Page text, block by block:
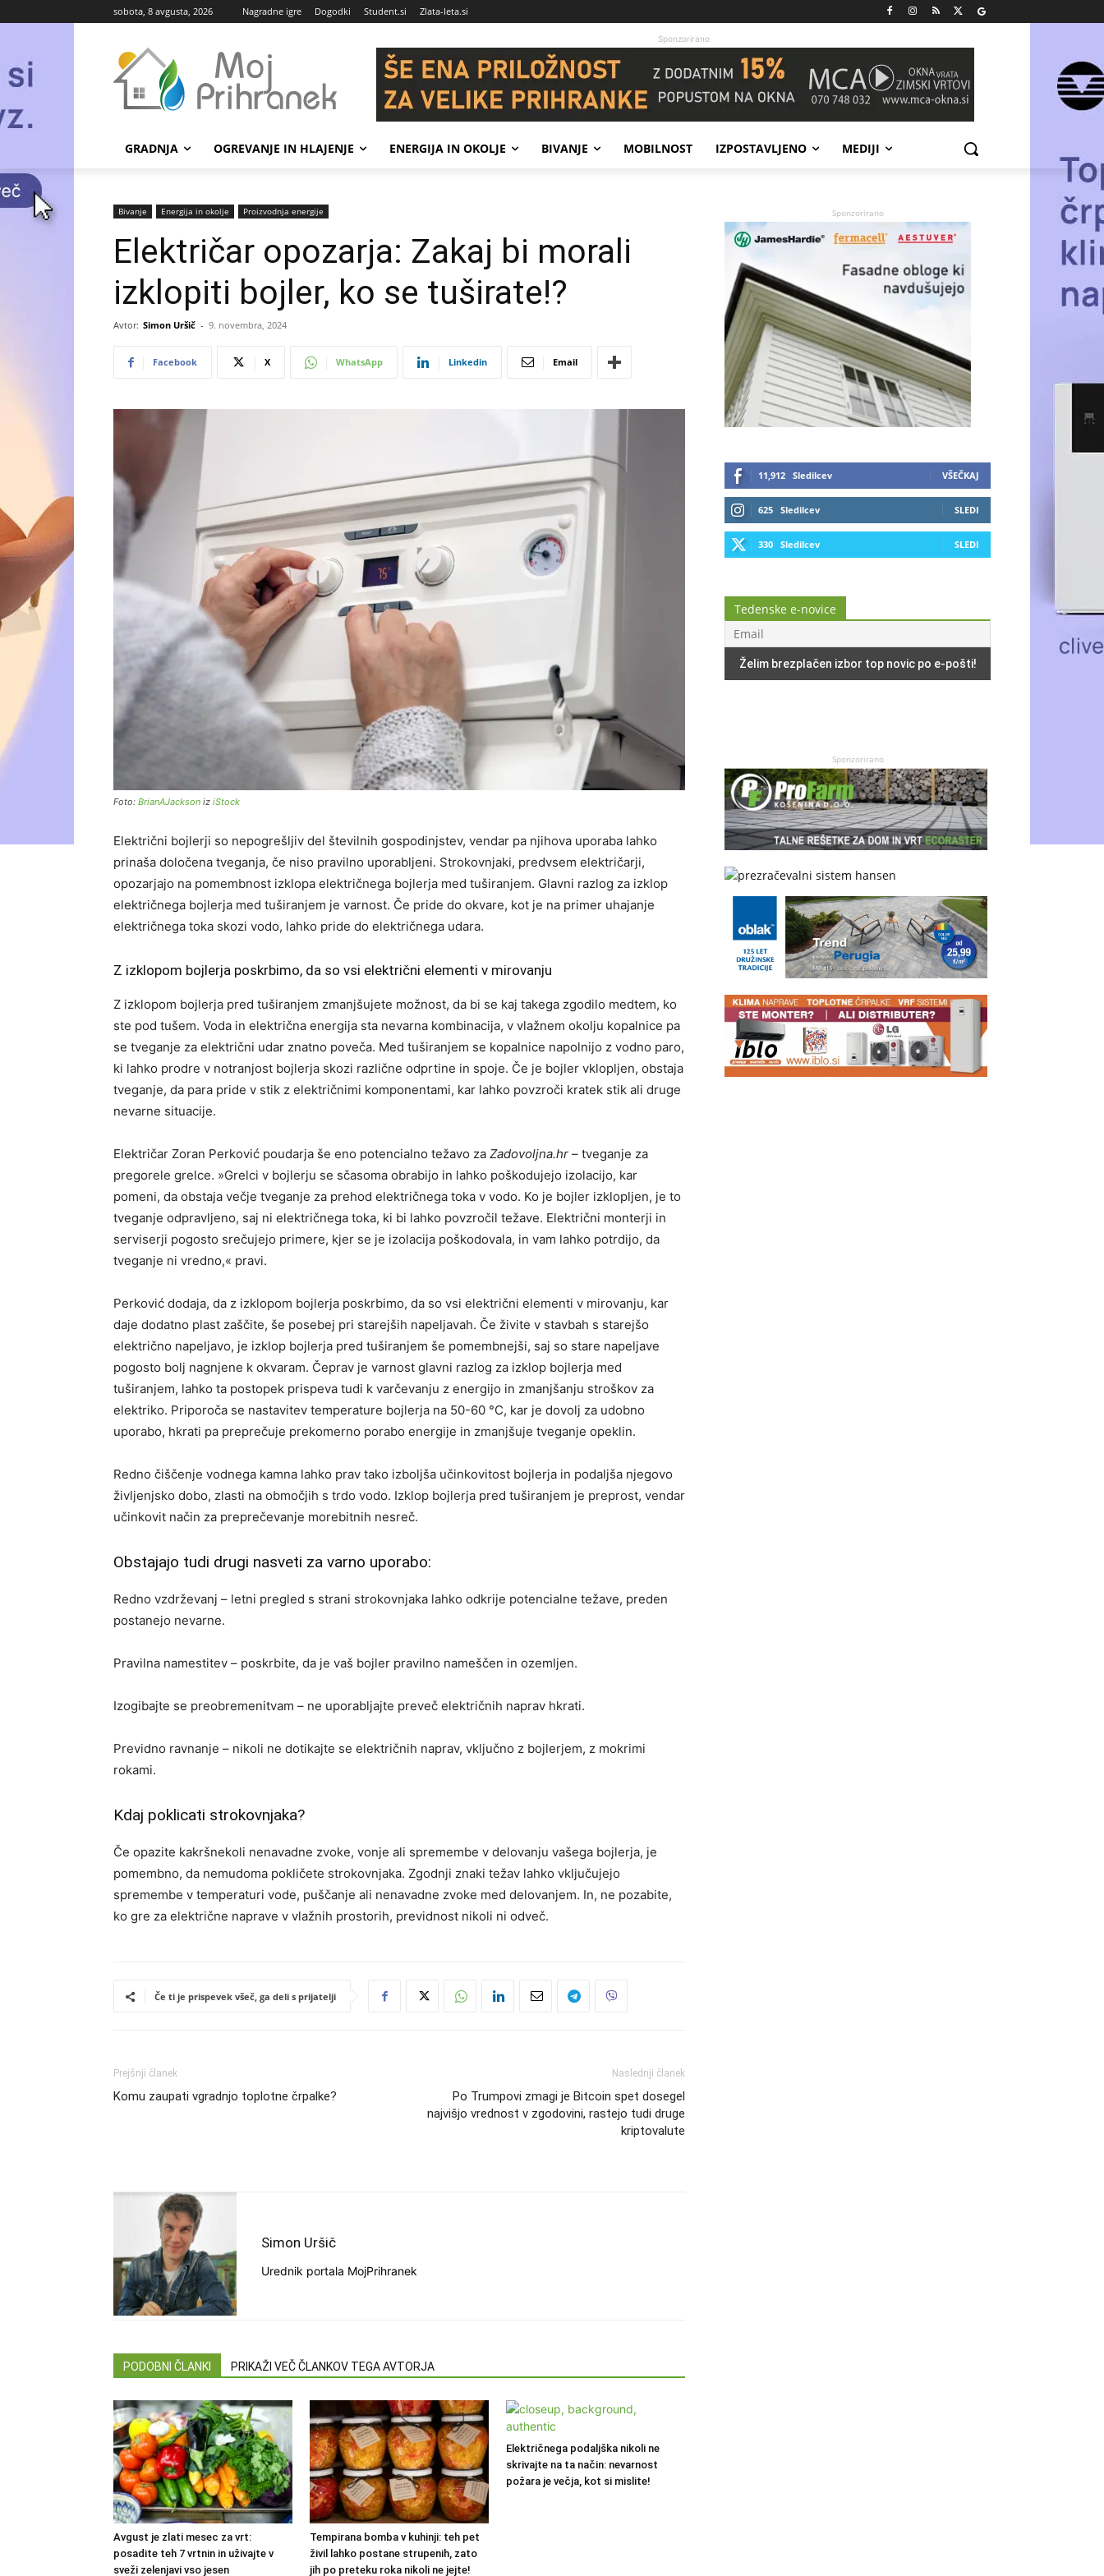
sobota, 8 avgusta, 2026 Nagradne igre Dogodki Student.si Zlata-leta.si
Sponzorirano
GRADNJA OGREVANJE IN HLAJENJE ENERGIJA IN OKOLJE BIVANJE MOBILNOST IZPOSTAVLJENO MEDIJI
Bivanje Energija in okolje Proizvodnja energije
Električar opozarja: Zakaj bi morali
izklopiti bojler, ko se tuširate!?
Avtor: Simon Uršič - 9. novembra, 2024
Facebook X WhatsApp Linkedin Email
Foto: BrianAJackson iz iStock
Električni bojlerji so nepogrešljiv del številnih gospodinjstev, vendar pa njihova uporaba lahko
prinaša določena tveganja, če niso pravilno uporabljeni. Strokovnjaki, predvsem električarji,
opozarjajo na pomembnost izklopa električnega bojlerja med tuširanjem. Glavni razlog za izklop
električnega bojlerja med tuširanjem je varnost. Če pride do okvare, kot je na primer uhajanje
električnega toka skozi vodo, lahko pride do električnega udara.
Z izklopom bojlerja poskrbimo, da so vsi električni elementi v mirovanju
Z izklopom bojlerja pred tuširanjem zmanjšujete možnost, da bi se kaj takega zgodilo medtem, ko
ste pod tušem. Voda in električna energija sta nevarna kombinacija, v vlažnem okolju kopalnice pa
se tveganje za električni udar znatno poveča. Med tuširanjem se kopalnice napolnijo z vodno paro,
ki lahko prodre v notranjost bojlerja skozi različne odprtine in spoje. Če je bojler vklopljen, obstaja
tveganje, da para pride v stik z električnimi komponentami, kar lahko povzroči kratek stik ali druge
nevarne situacije.
Električar Zoran Perković poudarja še eno potencialno težavo za Zadovoljna.hr – tveganje za
pregorele grelce. »Grelci v bojlerju se sčasoma obrabijo in lahko poškodujejo izolacijo, kar
pomeni, da obstaja večje tveganje za prehod električnega toka v vodo. Ko je bojler izklopljen, je to
tveganje odpravljeno, saj ni električnega toka, ki bi lahko povzročil težave. Električni monterji in
serviserji pogosto srečujejo primere, kjer se je izolacija poškodovala, in vam lahko potrdijo, da
tveganje ni vredno,« pravi.
Perković dodaja, da z izklopom bojlerja poskrbimo, da so vsi električni elementi v mirovanju, kar
daje dodatno plast zaščite, še posebej pri starejših napeljavah. Če živite v stavbah s starejšo
električno napeljavo, je izklop bojlerja pred tuširanjem še pomembnejši, saj so stare napeljave
pogosto bolj nagnjene k okvaram. Čeprav je varnost glavni razlog za izklop bojlerja med
tuširanjem, lahko ta postopek prispeva tudi k varčevanju z energijo in zmanjšanju stroškov za
elektriko. Priporoča se nastavitev temperature bojlerja na 50-60 °C, kar je dovolj za udobno
uporabo, hkrati pa preprečuje prekomerno porabo energije in zmanjšuje tveganje opeklin.
Redno čiščenje vodnega kamna lahko prav tako izboljša učinkovitost bojlerja in podaljša njegovo
življenjsko dobo, zlasti na območjih s trdo vodo. Izklop bojlerja pred tuširanjem je preprost, vendar
učinkovit način za preprečevanje morebitnih nesreč.
Obstajajo tudi drugi nasveti za varno uporabo:
Redno vzdrževanj – letni pregled s strani strokovnjaka lahko odkrije potencialne težave, preden
postanejo nevarne.
Pravilna namestitev – poskrbite, da je vaš bojler pravilno nameščen in ozemljen.
Izogibajte se preobremenitvam – ne uporabljajte preveč električnih naprav hkrati.
Previdno ravnanje – nikoli ne dotikajte se električnih naprav, vključno z bojlerjem, z mokrimi
rokami.
Kdaj poklicati strokovnjaka?
Če opazite kakršnekoli nenavadne zvoke, vonje ali spremembe v delovanju vašega bojlerja, je
pomembno, da nemudoma pokličete strokovnjaka. Zgodnji znaki težav lahko vključujejo
spremembe v temperaturi vode, puščanje ali nenavadne zvoke med delovanjem. In, ne pozabite,
ko gre za električne naprave v vlažnih prostorih, previdnost nikoli ni odveč.
Če ti je prispevek všeč, ga deli s prijatelji
Prejšnji članek
Komu zaupati vgradnjo toplotne črpalke?
Naslednji članek
Po Trumpovi zmagi je Bitcoin spet dosegel
najvišjo vrednost v zgodovini, rastejo tudi druge
kriptovalute
Simon Uršič
Urednik portala MojPrihranek
PODOBNI ČLANKI PRIKAŽI VEČ ČLANKOV TEGA AVTORJA
Avgust je zlati mesec za vrt:
posadite teh 7 vrtnin in uživajte v
sveži zelenjavi vso jesen
Tempirana bomba v kuhinji: teh pet
živil lahko postane strupenih, zato
jih po preteku roka nikoli ne jejte!
Električnega podaljška nikoli ne
skrivajte na ta način: nevarnost
požara je večja, kot si mislite!
Sponzorirano
11,912 Sledilcev VŠEČKAJ
625 Sledilcev SLEDI
330 Sledilcev SLEDI
Tedenske e-novice
Sponzorirano